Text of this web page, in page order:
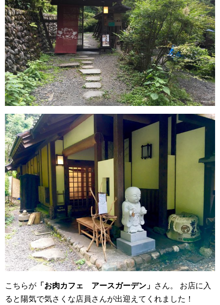
こちらが 「お肉カフェ アースガーデン」 さん。
お店に入
ると陽気で気さくな店員さんが出迎えてくれました！